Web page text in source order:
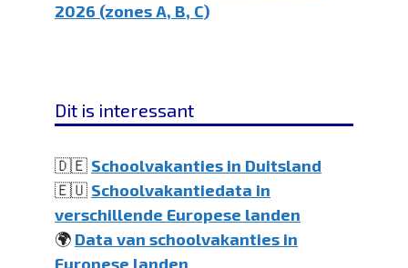
2026 (zones A, B, C)
Dit is interessant
🇩🇪 Schoolvakanties in Duitsland
🇪🇺 Schoolvakantiedata in
verschillende Europese landen
🌍 Data van schoolvakanties in
Europese landen